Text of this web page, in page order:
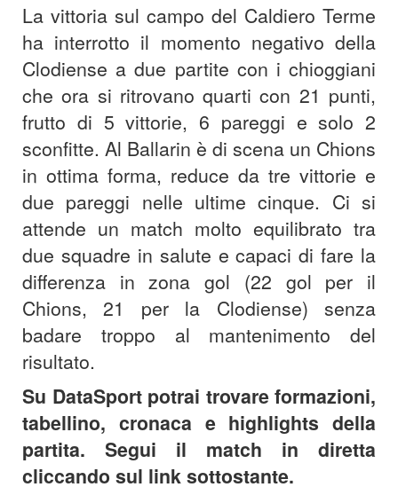
La vittoria sul campo del Caldiero Terme
ha interrotto il momento negativo della
Clodiense a due partite con i chioggiani
che ora si ritrovano quarti con 21 punti,
frutto di 5 vittorie, 6 pareggi e solo 2
sconfitte. Al Ballarin è di scena un Chions
in ottima forma, reduce da tre vittorie e
due pareggi nelle ultime cinque. Ci si
attende un match molto equilibrato tra
due squadre in salute e capaci di fare la
differenza in zona gol (22 gol per il
Chions, 21 per la Clodiense) senza
badare troppo al mantenimento del
risultato.
Su DataSport potrai trovare formazioni,
tabellino, cronaca e highlights della
partita. Segui il match in diretta
cliccando sul link sottostante.